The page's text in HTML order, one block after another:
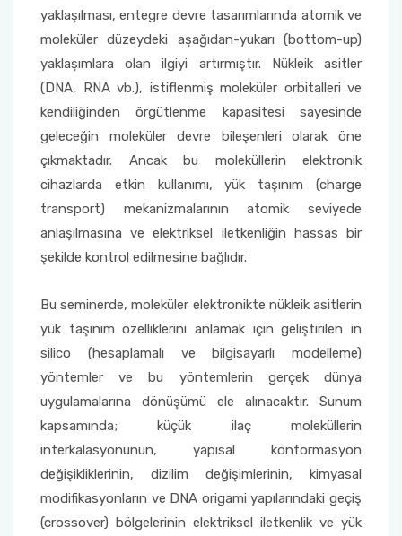
yaklaşılması, entegre devre tasarımlarında atomik ve
moleküler düzeydeki aşağıdan-yukarı (bottom-up)
yaklaşımlara olan ilgiyi artırmıştır. Nükleik asitler
(DNA, RNA vb.), istiflenmiş moleküler orbitalleri ve
kendiliğinden örgütlenme kapasitesi sayesinde
geleceğin moleküler devre bileşenleri olarak öne
çıkmaktadır. Ancak bu moleküllerin elektronik
cihazlarda etkin kullanımı, yük taşınım (charge
transport) mekanizmalarının atomik seviyede
anlaşılmasına ve elektriksel iletkenliğin hassas bir
şekilde kontrol edilmesine bağlıdır.
Bu seminerde, moleküler elektronikte nükleik asitlerin
yük taşınım özelliklerini anlamak için geliştirilen in
silico (hesaplamalı ve bilgisayarlı modelleme)
yöntemler ve bu yöntemlerin gerçek dünya
uygulamalarına dönüşümü ele alınacaktır. Sunum
kapsamında; küçük ilaç moleküllerin
interkalasyonunun, yapısal konformasyon
değişikliklerinin, dizilim değişimlerinin, kimyasal
modifikasyonların ve DNA origami yapılarındaki geçiş
(crossover) bölgelerinin elektriksel iletkenlik ve yük
Uygulamalı Bilimler Fakültesi
Ziraat Fakültesi